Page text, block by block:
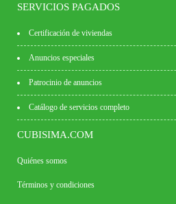
SERVICIOS PAGADOS
Certificación de viviendas
Anuncios especiales
Patrocinio de anuncios
Catálogo de servicios completo
CUBISIMA.COM
Quiénes somos
Términos y condiciones